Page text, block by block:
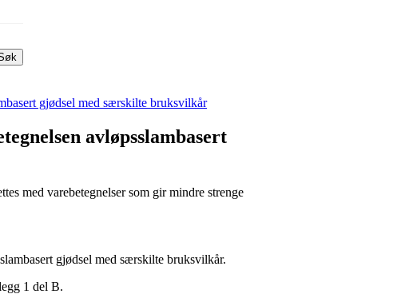
gjødsel med særskilte bruksvilkår
avløpsslambasert
med varebetegnelser som gir mindre strenge
gjødsel med særskilte bruksvilkår.
1 del B.